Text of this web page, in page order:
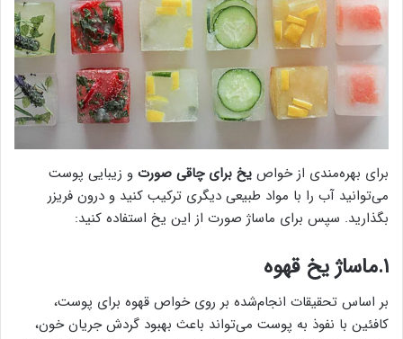
برای بهره‌مندی از خواص یخ برای چاقی صورت و زیبایی پوست
می‌توانید آب را با مواد طبیعی دیگری ترکیب کنید و درون فریزر
بگذارید. سپس برای ماساژ صورت از این یخ استفاده کنید:
۱.ماساژ یخ قهوه
بر اساس تحقیقات انجام‌شده بر روی خواص قهوه برای پوست،
کافئین با نفوذ به پوست می‌تواند باعث بهبود گردش جریان خون،